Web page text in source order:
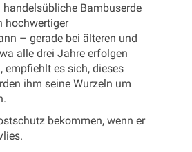
Bambuserde
hochwertiger
– gerade bei älteren und
alle drei Jahre erfolgen
empfiehlt es sich, dieses
ihm seine Wurzeln um
bekommen, wenn er